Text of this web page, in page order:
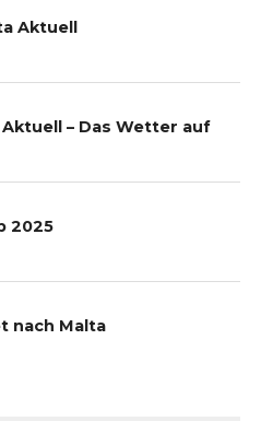
Aktuell
– Das Wetter auf
2025
nach Malta